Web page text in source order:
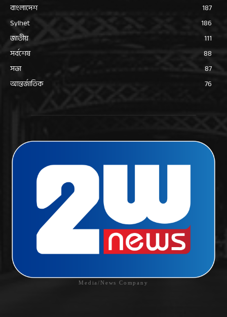
বাংলাদেশ
187
Sylhet
186
জাতীয়
111
সর্বশেষ
88
সভা
87
আন্তর্জাতিক
76
Media/News Company